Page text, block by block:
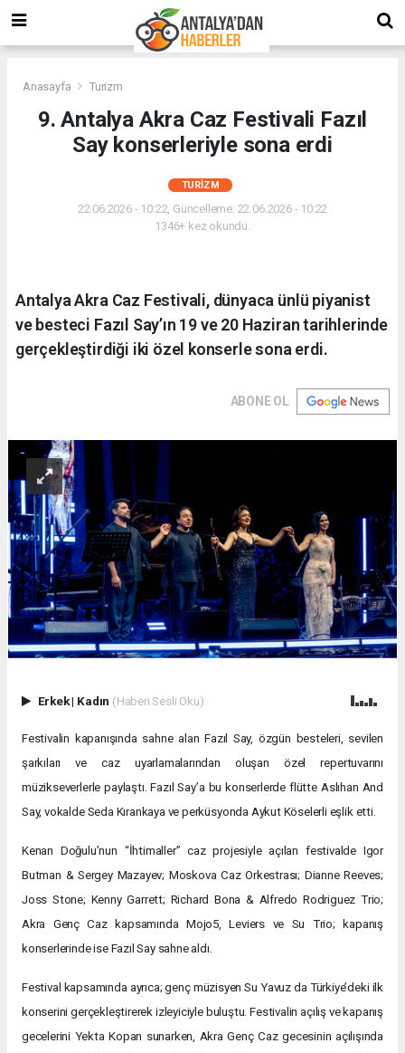
Anasayfa Turizm
9. Antalya Akra Caz Festivali Fazıl
Say konserleriyle sona erdi
TURIZM
22.06.2026 - 10:22, Güncelleme: 22.06.2026 - 10:22
1346+ kez okundu.
Antalya Akra Caz Festivali, dünyaca ünlü piyanist
ve besteci Fazıl Say’ın 19 ve 20 Haziran tarihlerinde
gerçekleştirdiği iki özel konserle sona erdi.
ABONE OL
Erkek| Kadın (Haberi Sesli Oku)
Festivalin kapanışında sahne alan Fazıl Say, özgün besteleri, sevilen
şarkıları ve caz uyarlamalarından oluşan özel repertuvarını
müzikseverlerle paylaştı. Fazıl Say’a bu konserlerde flütte Aslıhan And
Say, vokalde Seda Kırankaya ve perküsyonda Aykut Köselerli eşlik etti.
Kenan Doğulu’nun “İhtimaller” caz projesiyle açılan festivalde Igor
Butman & Sergey Mazayev; Moskova Caz Orkestrası; Dianne Reeves;
Joss Stone; Kenny Garrett; Richard Bona & Alfredo Rodriguez Trio;
Akra Genç Caz kapsamında Mojo5, Leviers ve Su Trio; kapanış
konserlerinde ise Fazıl Say sahne aldı.
Festival kapsamında ayrıca; genç müzisyen Su Yavuz da Türkiye’deki ilk
konserini gerçekleştirerek izleyiciyle buluştu. Festivalin açılış ve kapanış
gecelerini Yekta Kopan sunarken, Akra Genç Caz gecesinin açılışında